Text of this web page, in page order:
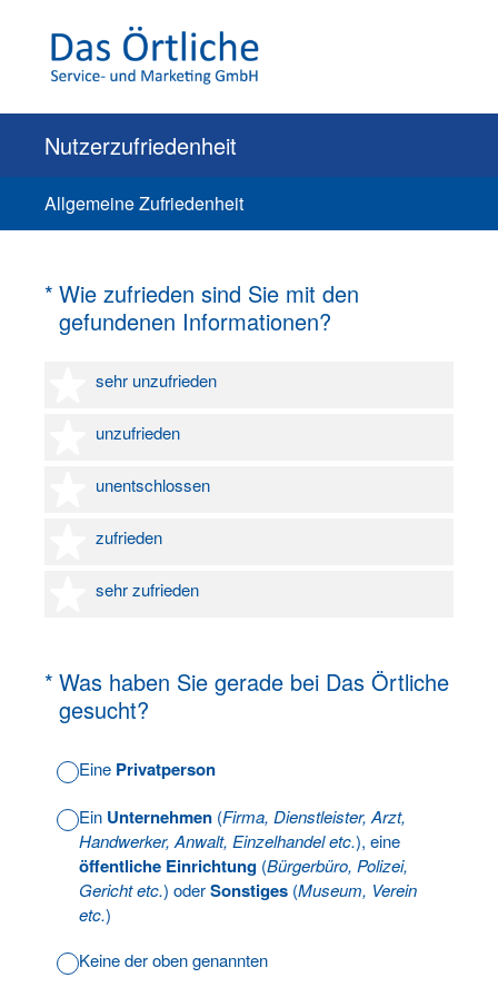
Nutzerzufriedenheit
Allgemeine Zufriedenheit
* Wie zufrieden sind Sie mit den
gefundenen Informationen?
(Erforderlich.)
sehr unzufrieden
1 Stern
unzufrieden
2 Sterne
unentschlossen
3 Sterne
zufrieden
4 Sterne
sehr zufrieden
5 Sterne
* Was haben Sie gerade bei Das Örtliche
gesucht?
(Erforderlich.)
Eine Privatperson
Ein Unternehmen (Firma, Dienstleister, Arzt,
Handwerker, Anwalt, Einzelhandel etc.), eine
öffentliche Einrichtung (Bürgerbüro, Polizei,
Gericht etc.) oderSonstiges (Museum, Verein
etc.)
Keine der oben genannten